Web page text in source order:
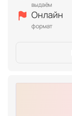
выдаём
Онлайн
формат